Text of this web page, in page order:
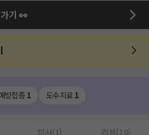
기 👀
방접종 1 도수치료 1
의사(1) 리뷰(10)